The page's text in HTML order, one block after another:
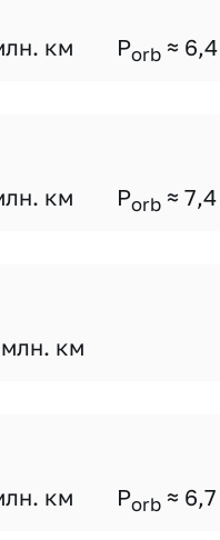
км Porb ≈ 6,4
км Porb ≈ 7,4
млн. км
км Porb ≈ 6,7